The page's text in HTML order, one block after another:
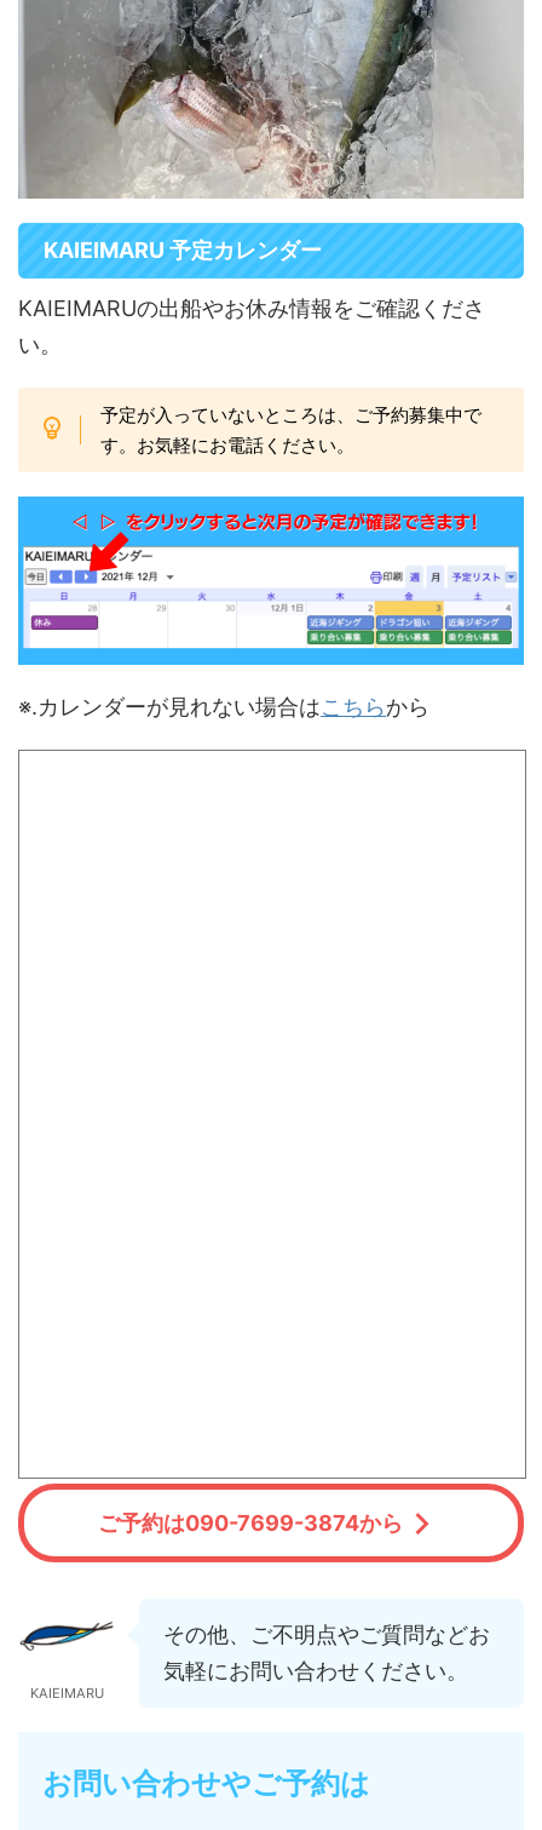
KAIEIMARU 予定カレンダー
KAIEIMARUの出船やお休み情報をご確認くださ
い。
予定が入っていないところは、ご予約募集中で
す。お気軽にお電話ください。
※.カレンダーが見れない場合はこちらから
ご予約は090-7699-3874から
KAIEIMARU
その他、ご不明点やご質問などお
気軽にお問い合わせください。
お問い合わせやご予約は